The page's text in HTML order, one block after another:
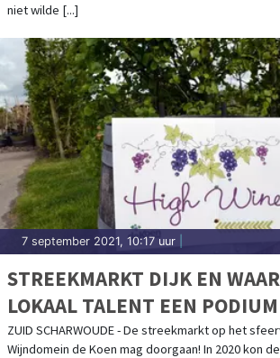
niet wilde [...]
7 september 2021, 10:17 uur
STREEKMARKT DIJK EN
LOKAAL TALENT EEN PODIUM
ZUID SCHARWOUDE - De streekmarkt op het
Wijndomein de Koen mag doorgaan! In 2020 kon